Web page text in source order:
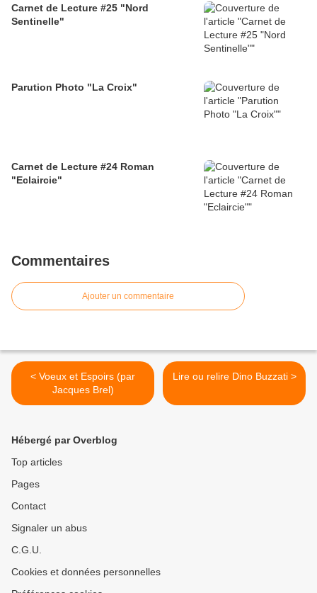
Carnet de Lecture #25 "Nord
Sentinelle"
Parution Photo "La Croix"
Carnet de Lecture #24 Roman
"Eclaircie"
Commentaires
Ajouter un commentaire
< Voeux et Espoirs (par
Jacques Brel)
Lire ou relire Dino Buzzati >
Hébergé par Overblog
Top articles
Pages
Contact
Signaler un abus
C.G.U.
Cookies et données personnelles